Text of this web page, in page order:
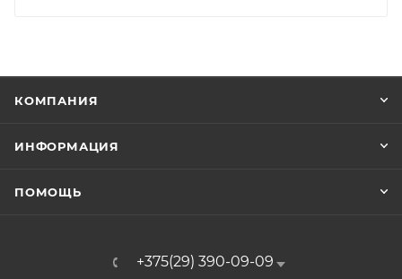
КОМПАНИЯ
ИНФОРМАЦИЯ
ПОМОЩЬ
+375(29) 390-09-09